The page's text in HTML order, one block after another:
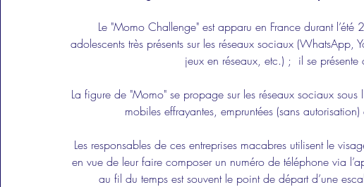
Le "Momo Challenge" est apparu en France durant
adolescents très présents sur les réseaux sociaux (WhatsApp,
jeux en réseaux, etc.) ;  il se
La figure de "Momo" se propage sur les réseaux sociaux
mobiles effrayantes, empruntées (sans
Les responsables de ces entreprises macabres utilisent le
en vue de leur faire composer un numéro de téléphone via
au fil du temps est souvent le point de départ d’une